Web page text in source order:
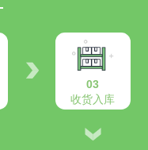
03
收货入库